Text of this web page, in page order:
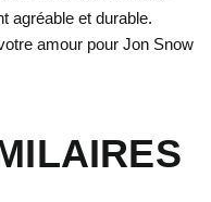
agréable et durable.
amour pour Jon Snow